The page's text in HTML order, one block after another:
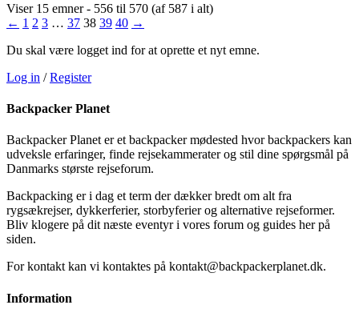
Viser 15 emner - 556 til 570 (af 587 i alt)
← 1 2 3 … 37 38 39 40 →
Du skal være logget ind for at oprette et nyt emne.
Log in /Register
Backpacker Planet
Backpacker Planet er et backpacker mødested hvor backpackers kan
udveksle erfaringer, finde rejsekammerater og stil dine spørgsmål på
Danmarks største rejseforum.
Backpacking er i dag et term der dækker bredt om alt fra
rygsækrejser, dykkerferier, storbyferier og alternative rejseformer.
Bliv klogere på dit næste eventyr i vores forum og guides her på
siden.
For kontakt kan vi kontaktes på kontakt@backpackerplanet.dk.
Information